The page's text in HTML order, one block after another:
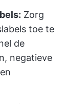
Zorg
toe te
de
negatieve